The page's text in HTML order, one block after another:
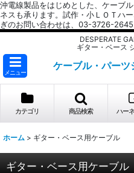
沖電線製品をはじめとした、ケーブ
ネスも承ります。試作・小ＬＯＴハ
ぎのお問い合わせは、03-3726-2645
DESPERATE
ギター・ベース
メニュー
ケーブル・パー
カテゴリ 商品検索 ハー
ホーム > ギター・ベース用ケーブル
ギター・ベース用ケーブル